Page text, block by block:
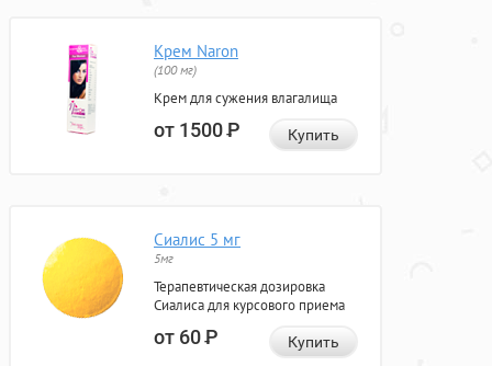
Крем Naron
(100 мг)
Крем для сужения влагалища
от 1500Р Купить
Сиалис 5 мг
5мг
Терапевтическая дозировка
Сиалиса для курсового приема
от 60Р Купить